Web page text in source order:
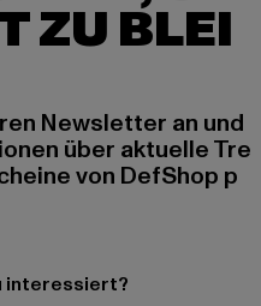
ZU BLEI
Newsletter an und
über aktuelle Tre
von DefShop p
interessiert?